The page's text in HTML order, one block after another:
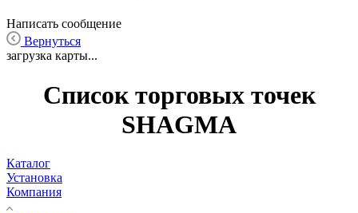
Написать сообщение
Вернуться
загрузка карты...
Список торговых точек
SHAGMA
Каталог
Установка
Компания